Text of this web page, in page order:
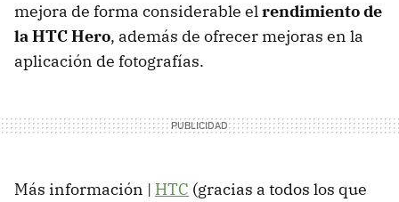
mejora de forma considerable elrendimiento de
laHTCHero, además de ofrecer mejoras en la
aplicación de fotografías.
Más información | HTC (gracias a todos los que